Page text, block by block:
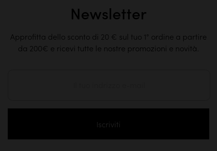
Newsletter
Approfitta dello sconto di 20 € sul tuo 1° ordine a partire
da 200€ e ricevi tutte le nostre promozioni e novità.
Iscriviti